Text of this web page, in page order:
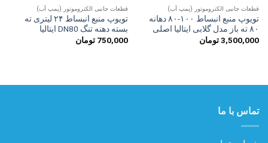
ها
قطعات جانبی الکتروموتور (پمپ آب)
تویوپ منبع انبساط ۱۰۰-۸۰ دهانه
۸۰ ته باز مدل گلابی ایتالیا اصلی
3,500,000 تومان
ها
قطعات جانبی الکتروموتور (پمپ آب)
تویوپ منبع انبساط ۲۴ لیتری ته
بسته دهنه تنگ DN80 ایتالیا
750,000 تومان
تماس با ما